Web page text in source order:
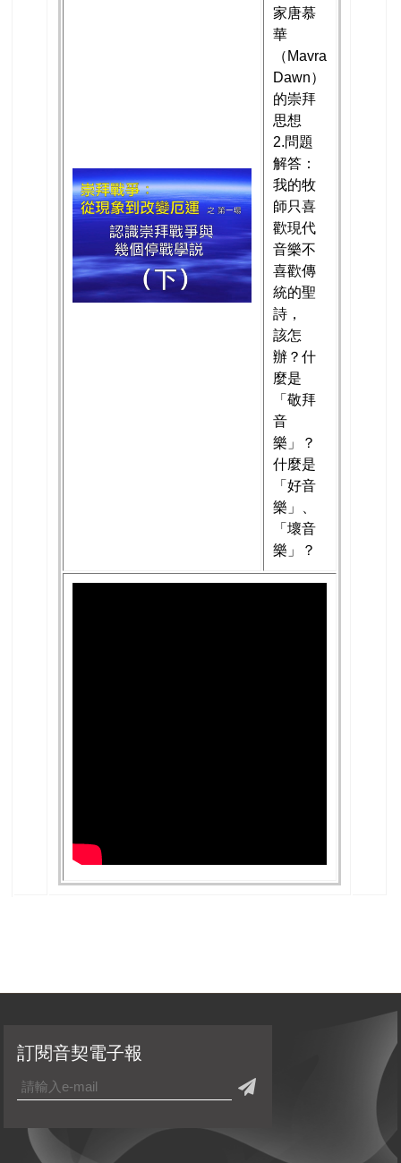
家唐慕
華
（Mavra
Dawn）
的崇拜
思想
2.問題
解答：
我的牧
師只喜
歡現代
音樂不
喜歡傳
統的聖
詩，
該怎
辦？什
麼是
「敬拜
音
樂」？
什麼是
「好音
樂」、
「壞音
樂」？
訂閱音契電子報